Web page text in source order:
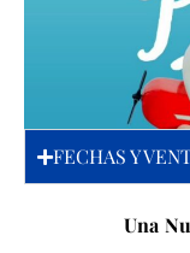
FECHAS Y
Una